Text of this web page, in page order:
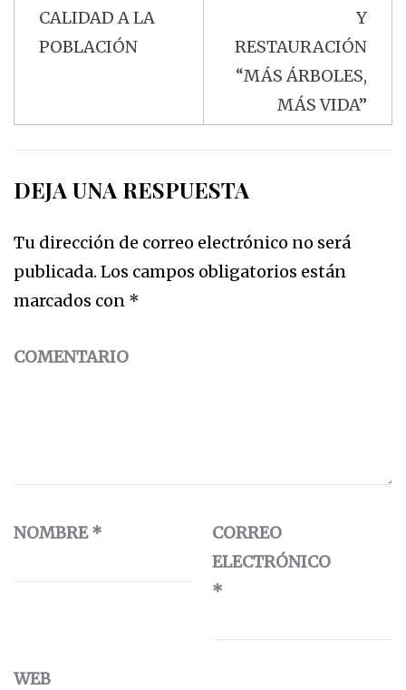
CALIDAD A LA
POBLACIÓN
Y
RESTAURACIÓN
“MÁS ÁRBOLES,
MÁS VIDA”
DEJA UNA RESPUESTA
Tu dirección de correo electrónico no será
publicada. Los campos obligatorios están
marcados con *
COMENTARIO
NOMBRE*
CORREO
ELECTRÓNICO
*
WEB